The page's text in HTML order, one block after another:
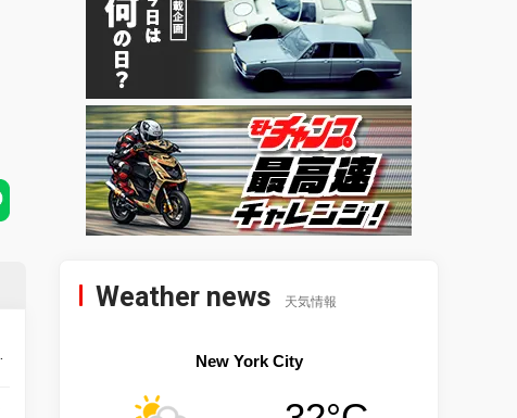
Weather news 天気情報
New York City